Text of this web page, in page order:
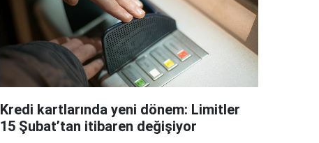
Kredi kartlarında yeni dönem: Limitler
15 Şubat’tan itibaren değişiyor